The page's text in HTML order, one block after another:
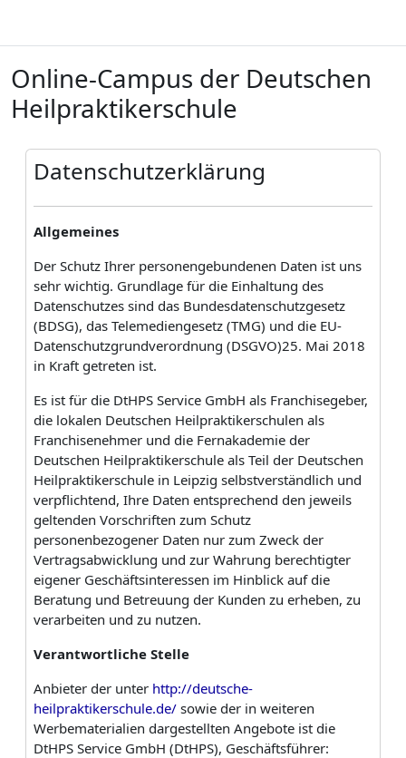
Online-Campus der Deutschen
Heilpraktikerschule
Datenschutzerklärung
Allgemeines
Der Schutz Ihrer personengebundenen Daten ist uns
sehr wichtig. Grundlage für die Einhaltung des
Datenschutzes sind das Bundesdatenschutzgesetz
(BDSG), das Telemediengesetz (TMG) und die EU-
Datenschutzgrundverordnung (DSGVO)25. Mai 2018
in Kraft getreten ist.
Es ist für die DtHPS Service GmbH als Franchisegeber,
die lokalen Deutschen Heilpraktikerschulen als
Franchise­nehmer und die Fernakademie der
Deutschen Heilpraktikerschule als Teil der Deutschen
Heilpraktikerschule in Leipzig selbstverständlich und
verpflichtend, Ihre Daten entsprechend den jeweils
geltenden Vorschriften zum Schutz
personenbezogener Daten nur zum Zweck der
Vertragsabwicklung und zur Wahrung berechtigter
eigener Geschäftsinteressen im Hinblick auf die
Beratung und Betreuung der Kunden zu erheben, zu
verarbeiten und zu nutzen.
Verantwortliche Stelle
Anbieter der unter http://deutsche-
heilpraktikerschule.de/ sowie der in weiteren
Werbematerialien dargestellten Angebote ist die
DtHPS Service GmbH (DtHPS), Geschäftsführer: